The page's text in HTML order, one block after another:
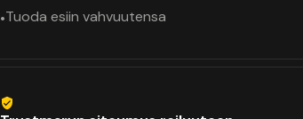
•Tuoda esiin vahvuutensa